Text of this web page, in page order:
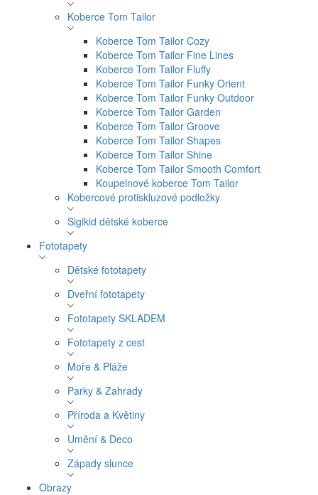
Koberce Tom Tailor
Koberce Tom Tailor Cozy
Koberce Tom Tailor Fine Lines
Koberce Tom Tailor Fluffy
Koberce Tom Tailor Funky Orient
Koberce Tom Tailor Funky Outdoor
Koberce Tom Tailor Garden
Koberce Tom Tailor Groove
Koberce Tom Tailor Shapes
Koberce Tom Tailor Shine
Koberce Tom Tailor Smooth Comfort
Koupelnové koberce Tom Tailor
Kobercové protiskluzové podložky
Sigikid dětské koberce
Fototapety
Dětské fototapety
Dveřní fototapety
Fototapety SKLADEM
Fototapety z cest
Moře & Pláže
Parky & Zahrady
Příroda a Květiny
Umění & Deco
Západy slunce
Obrazy